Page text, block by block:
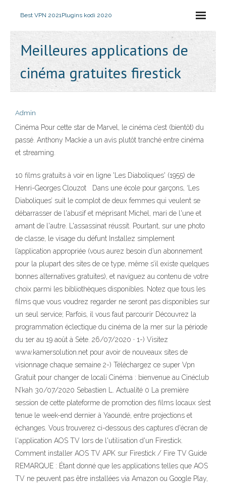
Best VPN 2021Plugins kodi 2020
Meilleures applications de
cinéma gratuites firestick
Admin
Cinéma Pour cette star de Marvel, le cinéma c’est (bientôt) du
passé. Anthony Mackie a un avis plutôt tranché entre cinéma
et streaming.
10 films gratuits à voir en ligne 'Les Diaboliques' (1955) de
Henri-Georges Clouzot Dans une école pour garçons, ‘Les
Diaboliques’ suit le complot de deux femmes qui veulent se
débarrasser de l'abusif et méprisant Michel, mari de l'une et
amant de l'autre. L'assassinat réussit. Pourtant, sur une photo
de classe, le visage du défunt Installez simplement
l’application appropriée (vous aurez besoin d’un abonnement
pour la plupart des sites de ce type, même s’il existe quelques
bonnes alternatives gratuites), et naviguez au contenu de votre
choix parmi les bibliothèques disponibles. Notez que tous les
films que vous voudrez regarder ne seront pas disponibles sur
un seul service; Parfois, il vous faut parcourir Découvrez la
programmation éclectique du cinéma de la mer sur la période
du 1er au 19 août à Sète. 26/07/2020 · 1-) Visitez
www.kamersolution.net pour avoir de nouveaux sites de
visionnage chaque semaine 2-) Téléchargez ce super Vpn
Gratuit pour changer de locali Cinéma : bienvenue au Cinéclub
N’kah 30/07/2020 Sebastien L. Actualité 0 La première
session de cette plateforme de promotion des films locaux s’est
tenue le week-end dernier à Yaoundé, entre projections et
échanges. Vous trouverez ci-dessous des captures d'écran de
l'application AOS TV lors de l'utilisation d'un Firestick.
Comment installer AOS TV APK sur Firestick / Fire TV Guide
REMARQUE : Étant donné que les applications telles que AOS
TV ne peuvent pas être installées via Amazon ou Google Play,